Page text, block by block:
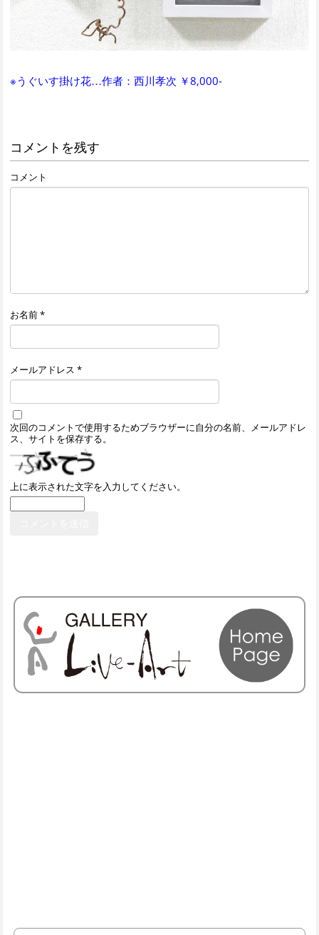
※うぐいす掛け花…作者：西川孝次 ￥8,000-
コメントを残す
コメント
お名前*
メールアドレス *
次回のコメントで使用するためブラウザーに自分の名前、メールアドレ
ス、サイトを保存する。
上に表示された文字を入力してください。